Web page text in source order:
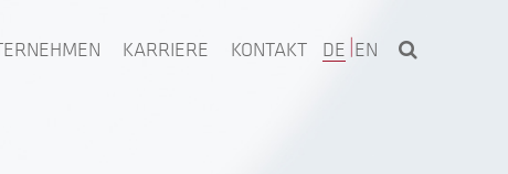
KARRIERE KONTAKT DE EN